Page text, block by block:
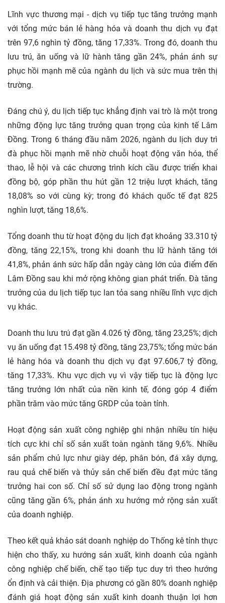
Lĩnh vực thương mại - dịch vụ tiếp tục tăng trưởng mạnh
với tổng mức bán lẻ hàng hóa và doanh thu dịch vụ đạt
trên 97,6 nghìn tỷ đồng, tăng 17,33%. Trong đó, doanh thu
lưu trú, ăn uống và lữ hành tăng gần 24%, phản ánh sự
phục hồi mạnh mẽ của ngành du lịch và sức mua trên thị
trường.
Đáng chú ý, du lịch tiếp tục khẳng định vai trò là một trong
những động lực tăng trưởng quan trọng của kinh tế Lâm
Đồng. Trong 6 tháng đầu năm 2026, ngành du lịch duy trì
đà phục hồi mạnh mẽ nhờ chuỗi hoạt động văn hóa, thể
thao, lễ hội và các chương trình kích cầu được triển khai
đồng bộ, góp phần thu hút gần 12 triệu lượt khách, tăng
18,08% so với cùng kỳ; trong đó khách quốc tế đạt 825
nghìn lượt, tăng 18,6%.
Tổng doanh thu từ hoạt động du lịch đạt khoảng 33.310 tỷ
đồng, tăng 22,15%, trong khi doanh thu lữ hành tăng tới
41,8%, phản ánh sức hấp dẫn ngày càng lớn của điểm đến
Lâm Đồng sau khi mở rộng không gian phát triển. Đà tăng
trưởng của du lịch tiếp tục lan tỏa sang nhiều lĩnh vực dịch
vụ khác.
Doanh thu lưu trú đạt gần 4.026 tỷ đồng, tăng 23,25%; dịch
vụ ăn uống đạt 15.498 tỷ đồng, tăng 23,75%; tổng mức bán
lẻ hàng hóa và doanh thu dịch vụ đạt 97.606,7 tỷ đồng,
tăng 17,33%. Khu vực dịch vụ vì vậy tiếp tục là động lực
tăng trưởng lớn nhất của nền kinh tế, đóng góp 4 điểm
phần trăm vào mức tăng GRDP của toàn tỉnh.
Hoạt động sản xuất công nghiệp ghi nhận nhiều tín hiệu
tích cực khi chỉ số sản xuất toàn ngành tăng 9,6%. Nhiều
sản phẩm chủ lực như giày dép, phân bón, đá xây dựng,
rau quả chế biến và thủy sản chế biến đều đạt mức tăng
trưởng hai con số. Chỉ số sử dụng lao động trong ngành
cũng tăng gần 6%, phản ánh xu hướng mở rộng sản xuất
của doanh nghiệp.
Theo kết quả khảo sát doanh nghiệp do Thống kê tỉnh thực
hiện cho thấy, xu hướng sản xuất, kinh doanh của ngành
công nghiệp chế biến, chế tạo tiếp tục duy trì theo hướng
ổn định và cải thiện. Địa phương có gần 80% doanh nghiệp
đánh giá hoạt động sản xuất kinh doanh thuận lợi hơn